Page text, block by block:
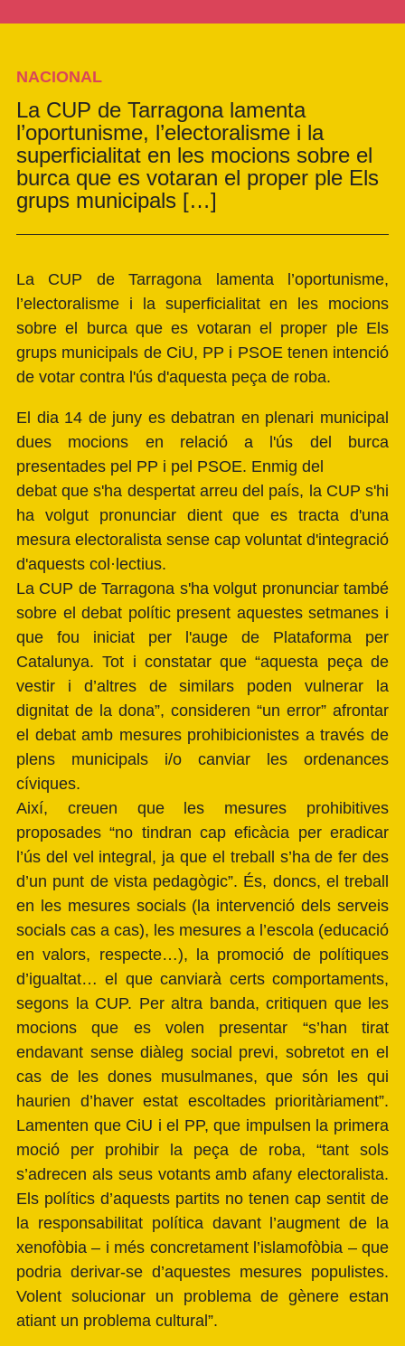
NACIONAL
La CUP de Tarragona lamenta
l’oportunisme, l’electoralisme i la
superficialitat en les mocions sobre el
burca que es votaran el proper ple Els
grups municipals […]
La CUP de Tarragona lamenta l’oportunisme,
l’electoralisme i la superficialitat en les mocions
sobre el burca que es votaran el proper ple Els
grups municipals de CiU, PP i PSOE tenen intenció
de votar contra l'ús d'aquesta peça de roba.
El dia 14 de juny es debatran en plenari municipal
dues mocions en relació a l'ús del burca
presentades pel PP i pel PSOE. Enmig del
debat que s'ha despertat arreu del país, la CUP s'hi
ha volgut pronunciar dient que es tracta d'una
mesura electoralista sense cap voluntat d'integració
d'aquests col·lectius.
La CUP de Tarragona s'ha volgut pronunciar també
sobre el debat polític present aquestes setmanes i
que fou iniciat per l'auge de Plataforma per
Catalunya. Tot i constatar que “aquesta peça de
vestir i d’altres de similars poden vulnerar la
dignitat de la dona”, consideren “un error” afrontar
el debat amb mesures prohibicionistes a través de
plens municipals i/o canviar les ordenances
cíviques.
Així, creuen que les mesures prohibitives
proposades “no tindran cap eficàcia per eradicar
l’ús del vel integral, ja que el treball s’ha de fer des
d’un punt de vista pedagògic”. És, doncs, el treball
en les mesures socials (la intervenció dels serveis
socials cas a cas), les mesures a l’escola (educació
en valors, respecte…), la promoció de polítiques
d’igualtat… el que canviarà certs comportaments,
segons la CUP. Per altra banda, critiquen que les
mocions que es volen presentar “s’han tirat
endavant sense diàleg social previ, sobretot en el
cas de les dones musulmanes, que són les qui
haurien d’haver estat escoltades prioritàriament”.
Lamenten que CiU i el PP, que impulsen la primera
moció per prohibir la peça de roba, “tant sols
s’adrecen als seus votants amb afany electoralista.
Els polítics d’aquests partits no tenen cap sentit de
la responsabilitat política davant l’augment de la
xenofòbia – i més concretament l’islamofòbia – que
podria derivar-se d’aquestes mesures populistes.
Volent solucionar un problema de gènere estan
atiant un problema cultural”.